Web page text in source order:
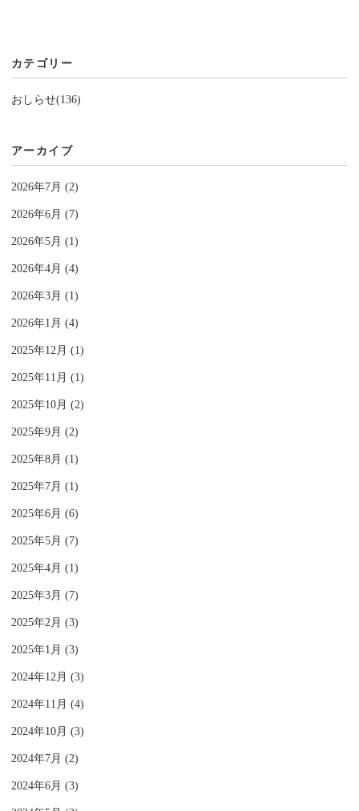
カテゴリー
おしらせ(136)
アーカイブ
2026年7月 (2)
2026年6月 (7)
2026年5月 (1)
2026年4月 (4)
2026年3月 (1)
2026年1月 (4)
2025年12月 (1)
2025年11月 (1)
2025年10月 (2)
2025年9月 (2)
2025年8月 (1)
2025年7月 (1)
2025年6月 (6)
2025年5月 (7)
2025年4月 (1)
2025年3月 (7)
2025年2月 (3)
2025年1月 (3)
2024年12月 (3)
2024年11月 (4)
2024年10月 (3)
2024年7月 (2)
2024年6月 (3)